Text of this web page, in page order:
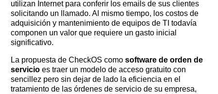
utilizan Internet para conferir los emails de sus clientes
solicitando un llamado. Al mismo tiempo, los costos de
adquisición y mantenimiento de equipos de TI todavía
componen un valor que requiere un gasto inicial
significativo.
La propuesta de CheckOS comosoftware de orden de
servicio es traer un modelo de acceso gratuito con
sencillez pero sin dejar de lado la eficiencia en el
tratamiento de las órdenes de servicio de su empresa,